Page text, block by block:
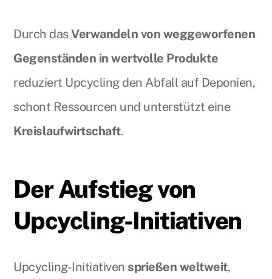
Durch dasVerwandeln von weggeworfenen
Gegenständen in wertvolle Produkte
reduziert Upcycling den Abfall auf Deponien,
schont Ressourcen und unterstützt eine
Kreislaufwirtschaft.
Der Aufstieg von
Upcycling-Initiativen
Upcycling-Initiativen sprießen weltweit,